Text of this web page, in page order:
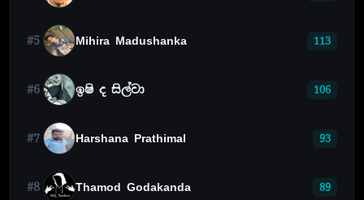
#5 Mihira Madushanka 113
#6 ඉෂි ද සිල්වා 106
#7 Harshana Prathimal 93
#8 Thamod Godakanda 89